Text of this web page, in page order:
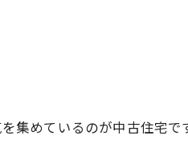
集めているのが中古住宅で